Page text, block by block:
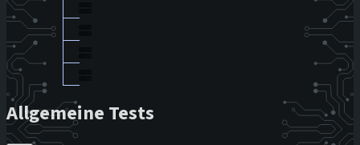
Allgemeine Tests